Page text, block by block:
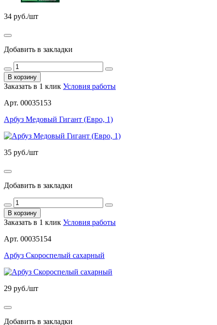
34 руб./шт
Добавить в закладки
В корзину
Заказать в 1 клик Условия работы
Арт. 00035153
Арбуз Медовый Гигант (Евро, 1)
35 руб./шт
Добавить в закладки
В корзину
Заказать в 1 клик Условия работы
Арт. 00035154
Арбуз Скороспелый сахарный
29 руб./шт
Добавить в закладки